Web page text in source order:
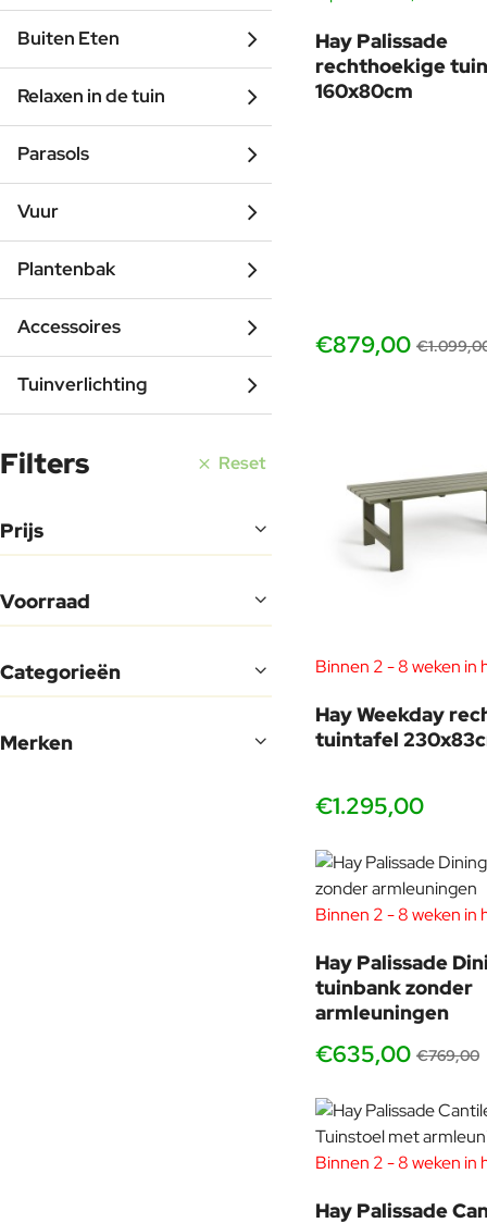
Buiten Eten
Relaxen in de tuin
Parasols
Vuur
Plantenbak
Accessoires
Tuinverlichting
Filters Reset
Prijs
Voorraad
Categorieën
Merken
Hay Palissade
rechthoekige
160x80cm
€879,00
Binnen 2 - 8 weken in
Hay Weekday
tuintafel
€1.295,00
Binnen 2 - 8 weken in
Hay Palissade
tuinbank zonder
armleuningen
€635,00 €769,00
Binnen 2 - 8 weken in
Hay Palissade